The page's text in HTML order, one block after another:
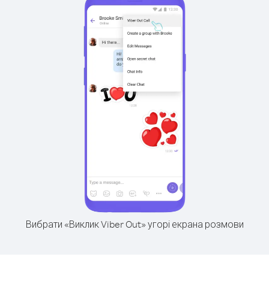
Вибрати «Виклик Viber Out» угорі екрана розмови